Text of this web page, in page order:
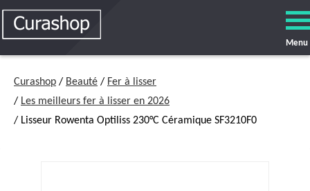
Menu
Curashop / Beauté / Fer à lisser
/ Les meilleurs fer à lisser en 2026
/ Lisseur Rowenta Optiliss 230°C Céramique SF3210F0